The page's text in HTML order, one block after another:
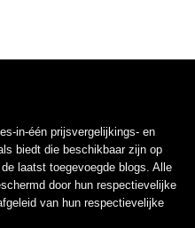
in-één prijsvergelijkings- en
biedt die beschikbaar zijn op
laatst toegevoegde blogs. Alle
door hun respectievelijke
van hun respectievelijke